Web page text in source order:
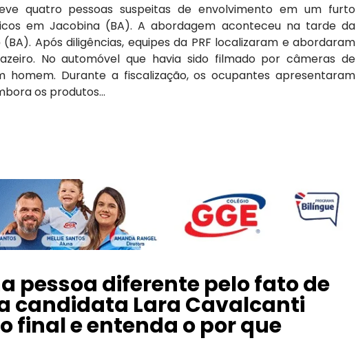
quatro pessoas suspeitas de envolvimento em um furto
em Jacobina (BA). A abordagem aconteceu na tarde da
Após diligências, equipes da PRF localizaram e abordaram
No automóvel que havia sido filmado por câmeras de
homem. Durante a fiscalização, os ocupantes apresentaram
os produtos...
pessoa diferente pelo fato de
candidata Lara Cavalcanti
final e entenda o por que